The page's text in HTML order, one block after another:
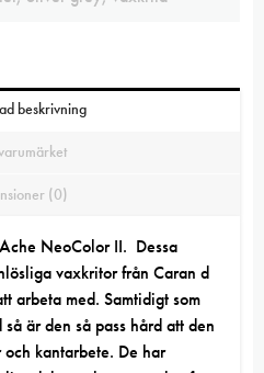
beskrivning
(0)
NeoColor II. Dessa
vaxkritor från Caran d
arbeta med. Samtidigt som
är den så pass hård att den
kantarbete. De har